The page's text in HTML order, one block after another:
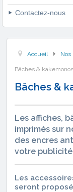
Contactez-nous
Accueil Nos
Bâches & kakemonos
Bâches &
Les affiches,
imprimés sur
des encres
votre
Les
seront